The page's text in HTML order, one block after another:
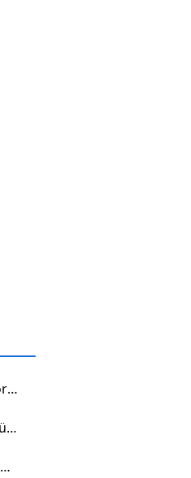
Düzce Gümüşova Elmacık Uydu Görüntüsü
Düzce Gümüşova Kültür Uydu Görüntüsü
Düzce Gümüşova Dededüzü Uydu Görüntüsü